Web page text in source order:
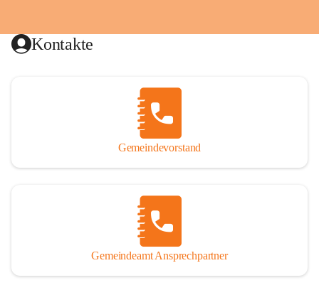
Kontakte
Gemeindevorstand
Gemeindeamt Ansprechpartner